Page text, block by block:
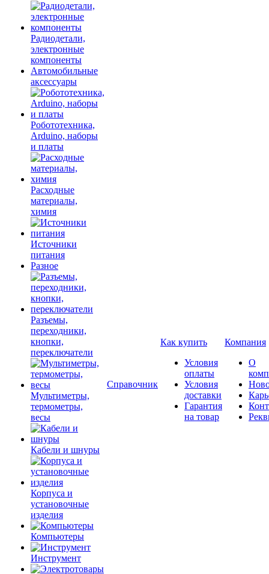
Радиодетали,
электронные
компоненты
Автомобильные
аксессуары
Робототехника,
Arduino, наборы
и платы
Расходные
материалы,
химия
Источники
питания
Разное
Разъемы,
переходники,
кнопки,
переключатели
Мультиметры,
термометры,
весы
Кабели и шнуры
Корпуса и
установочные
изделия
Компьютеры
Инструмент
Справочник
Как купить
Условия
оплаты
Условия
доставки
Гарантия
на товар
Компания
О